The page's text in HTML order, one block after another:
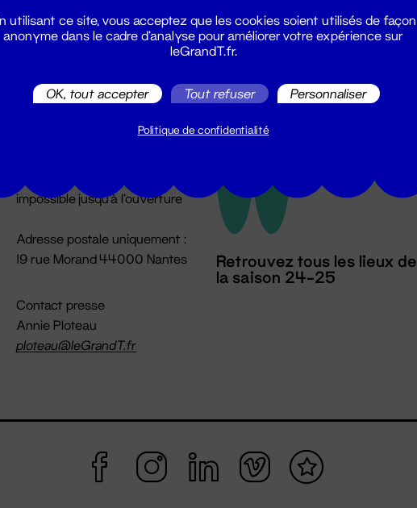
Billetterie
billetterie@leGrandT.fr
impossible jusqu'à l'ouverture
Adresse postale uniquement :
19 rue Morand 44000 Nantes
Contact presse
Annie Ploteau
ploteau@leGrandT.fr
Retrouvez tous les lieux de
la saison 24-25
utilisant ce site, vous acceptez que les cookies soient utilisés de façon
anonyme dans le cadre d'analyse pour améliorer votre expérience sur
leGrandT.fr.
OK, tout accepter Tout refuser Personnaliser
Politique de confidentialité